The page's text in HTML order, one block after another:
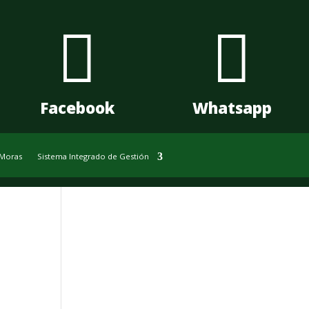

Facebook

Whatsapp
Sistema Integrado de Gestión